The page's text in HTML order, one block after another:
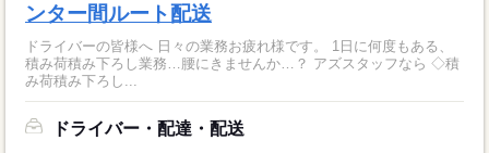
ンター間ルート配送
ドライバーの皆様へ 日々の業務お疲れ様です。 1日に何度もある、
積み荷積み下ろし業務…腰にきませんか…？ アズスタッフなら ◇積
み荷積み下ろし...
ドライバー・配達・配送